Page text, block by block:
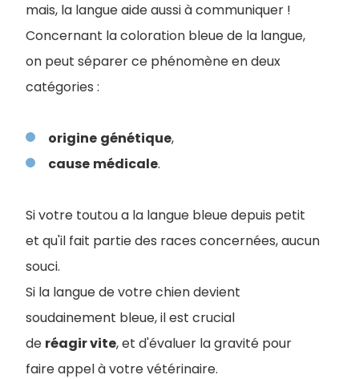
mais, la langue aide aussi à communiquer !
Concernant la coloration bleue de la langue,
on peut séparer ce phénomène en deux
catégories :
origine génétique,
cause médicale.
Si votre toutou a la langue bleue depuis petit
et qu'il fait partie des races concernées, aucun
souci.
Si la langue de votre chien devient
soudainement bleue, il est crucial
de réagir vite, et d'évaluer la gravité pour
faire appel à votre vétérinaire.